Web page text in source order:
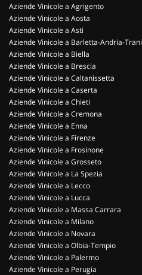
Aziende Vinicole a Agrigento
Aziende Vinicole a Aosta
Aziende Vinicole a Asti
Aziende Vinicole a Barletta-Andria-Trani
Aziende Vinicole a Biella
Aziende Vinicole a Brescia
Aziende Vinicole a Caltanissetta
Aziende Vinicole a Caserta
Aziende Vinicole a Chieti
Aziende Vinicole a Cremona
Aziende Vinicole a Enna
Aziende Vinicole a Firenze
Aziende Vinicole a Frosinone
Aziende Vinicole a Grosseto
Aziende Vinicole a La Spezia
Aziende Vinicole a Lecco
Aziende Vinicole a Lucca
Aziende Vinicole a Massa Carrara
Aziende Vinicole a Milano
Aziende Vinicole a Novara
Aziende Vinicole a Olbia-Tempio
Aziende Vinicole a Palermo
Aziende Vinicole a Perugia